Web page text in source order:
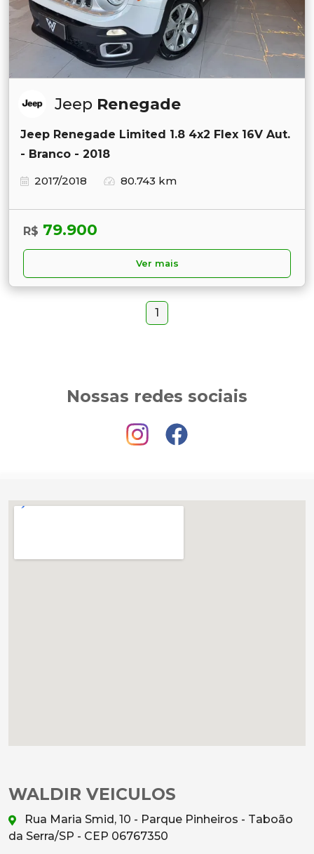
Jeep Renegade
Jeep Renegade Limited 1.8 4x2 Flex 16V Aut.
- Branco - 2018
2017/2018
80.743 km
R$ 79.900
Ver mais
1
Nossas redes sociais
WALDIR VEICULOS
Rua Maria Smid, 10 - Parque Pinheiros - Taboão
da Serra/SP - CEP 06767350